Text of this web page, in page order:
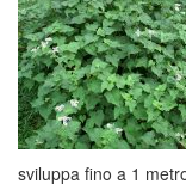
sviluppa fino a 1